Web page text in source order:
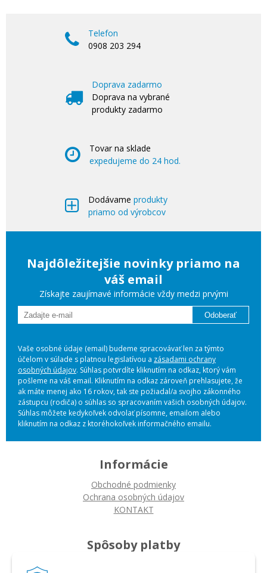
Telefon
0908 203 294
Doprava zadarmo
Doprava na vybrané
produkty zadarmo
Tovar na sklade
expedujeme do 24 hod.
Dodávame produkty
priamo od výrobcov
Najdôležitejšie novinky priamo na
váš email
Získajte zaujímavé informácie vždy medzi prvými
Odoberať
Vaše osobné údaje (email) budeme spracovávať len za týmto
účelom v súlade s platnou legislatívou a zásadami ochrany
osobných údajov. Súhlas potvrdíte kliknutím na odkaz, ktorý vám
pošleme na váš email. Kliknutím na odkaz zároveň prehlasujete, že
ak máte menej ako 16 rokov, tak ste požiadal/a svojho zákonného
zástupcu (rodiča) o súhlas so spracovaním vašich osobných údajov.
Súhlas môžete kedykoľvek odvolať písomne, emailom alebo
kliknutím na odkaz z ktoréhokoľvek informačného emailu.
Informácie
Obchodné podmienky
Ochrana osobných údajov
KONTAKT
Spôsoby platby